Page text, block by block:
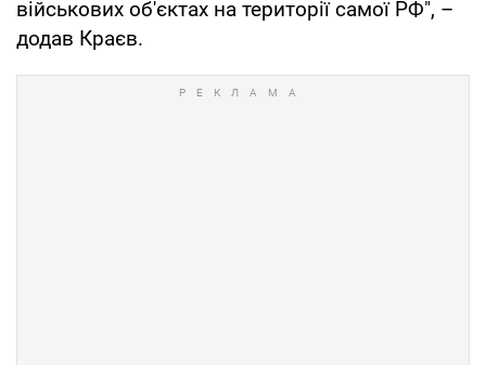
військових об'єктах на території самої РФ", –
додав Краєв.